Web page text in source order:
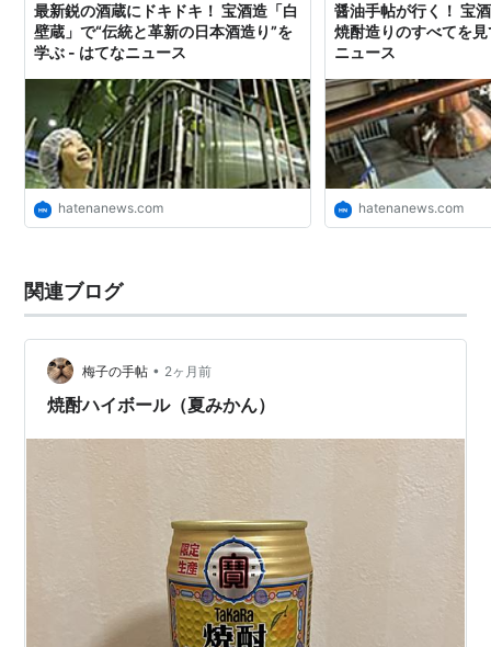
最新鋭の酒蔵にドキドキ！ 宝酒造「白
壁蔵」で“伝統と革新の日本酒造り”を
学ぶ - はてなニュース
hatenanews.com
醤油手帖が行く！ 宝
焼酎造りのすべてを
ニュース
hatenanews.com
関連ブログ
梅子の手帖 • 2ヶ月前
焼酎ハイボール（夏みかん）